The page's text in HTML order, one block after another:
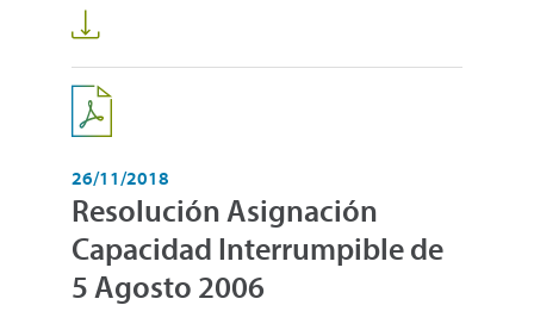
26/11/2018
Resolución Asignación
Capacidad Interrumpible de
5 Agosto 2006